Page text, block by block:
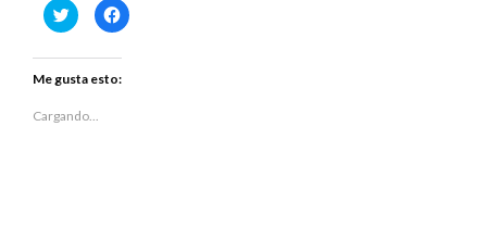
Haz
clic
en
Twitter
(Se
en
Haz
clic
Me gusta esto:
Cargando...